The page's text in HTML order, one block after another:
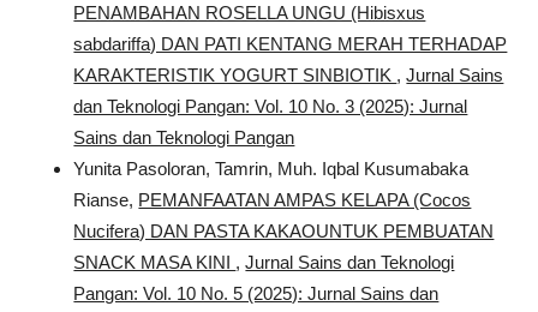
PENAMBAHAN ROSELLA UNGU (Hibisxus
sabdariffa) DAN PATI KENTANG MERAH TERHADAP
KARAKTERISTIK YOGURT SINBIOTIK ,Jurnal Sains
dan Teknologi Pangan: Vol. 10 No. 3 (2025): Jurnal
Sains dan Teknologi Pangan
Yunita Pasoloran, Tamrin, Muh. Iqbal Kusumabaka
Rianse, PEMANFAATAN AMPAS KELAPA (Cocos
Nucifera) DAN PASTA KAKAOUNTUK PEMBUATAN
SNACK MASA KINI ,Jurnal Sains dan Teknologi
Pangan: Vol. 10 No. 5 (2025): Jurnal Sains dan